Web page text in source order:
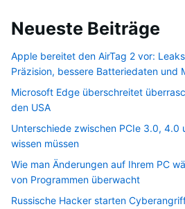
Neueste Beiträge
Apple bereitet den AirTag 2 vor:
Präzision, bessere Batteriedaten und
Microsoft Edge überschreitet
den USA
Unterschiede zwischen PCIe 3.0, 4.0
wissen müssen
Wie man Änderungen auf Ihrem PC
von Programmen überwacht
Russische Hacker starten